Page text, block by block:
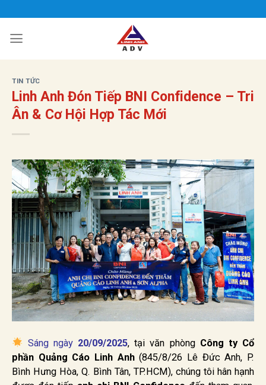
qua
nội
TIN TỨC
Linh Anh Đón Tiếp BNI Confidence – Tri
Ân & Cơ Hội Hợp Tác Mới
Sáng ngày 20/09/2025, tại văn phòng Công ty Cổ
phần Quảng Cáo Linh Anh(845/8/26 Lê Đức Anh, P.
Bình Hưng Hòa, Q. Bình Tân, TP.HCM), chúng tôi hân hạnh